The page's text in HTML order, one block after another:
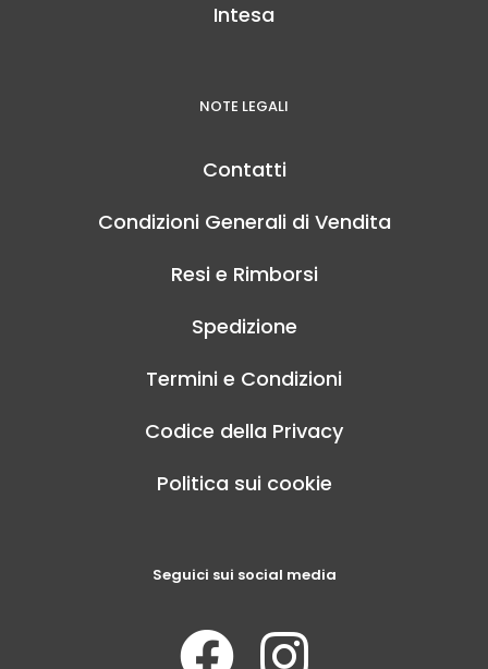
Intesa
NOTE LEGALI
Contatti
Condizioni Generali di Vendita
Resi e Rimborsi
Spedizione
Termini e Condizioni
Codice della Privacy
Politica sui cookie
Seguici sui social media